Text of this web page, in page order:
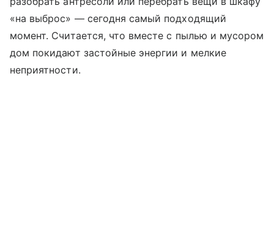
«на выброс» — сегодня самый подходящий
момент. Считается, что вместе с пылью и мусором
дом покидают застойные энергии и мелкие
неприятности.